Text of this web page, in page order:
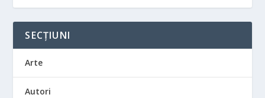
SECȚIUNI
Arte
Autori